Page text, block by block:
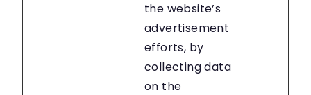
the website’s
advertisement
efforts, by
collecting data
on the